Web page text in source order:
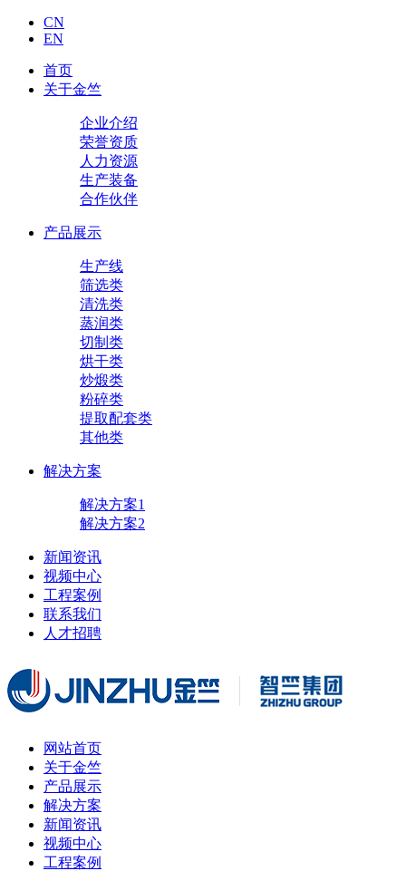
CN
EN
首页
关于金竺
企业介绍
荣誉资质
人力资源
生产装备
合作伙伴
产品展示
生产线
筛选类
清洗类
蒸润类
切制类
烘干类
炒煅类
粉碎类
提取配套类
其他类
解决方案
解决方案1
解决方案2
新闻资讯
视频中心
工程案例
联系我们
人才招聘
网站首页
关于金竺
产品展示
解决方案
新闻资讯
视频中心
工程案例